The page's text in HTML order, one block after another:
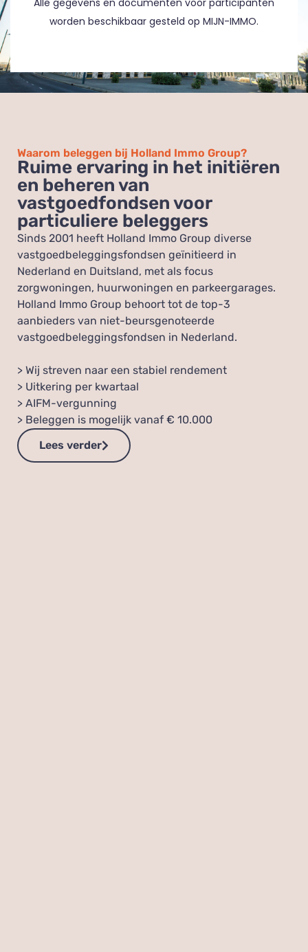
Alle gegevens en documenten voor participanten
worden beschikbaar gesteld op MIJN-IMMO.
Waarom beleggen bij Holland Immo Group?
Ruime ervaring in het initiëren
en beheren van
vastgoedfondsen voor
particuliere beleggers
Sinds 2001 heeft Holland Immo Group diverse
vastgoedbeleggingsfondsen geïnitieerd in
Nederland en Duitsland, met als focus
zorgwoningen, huurwoningen en parkeergarages.
Holland Immo Group behoort tot de top-3
aanbieders van niet-beursgenoteerde
vastgoedbeleggingsfondsen in Nederland.
> Wij streven naar een stabiel rendement
> Uitkering per kwartaal
> AIFM-vergunning
> Beleggen is mogelijk vanaf € 10.000
Lees verder